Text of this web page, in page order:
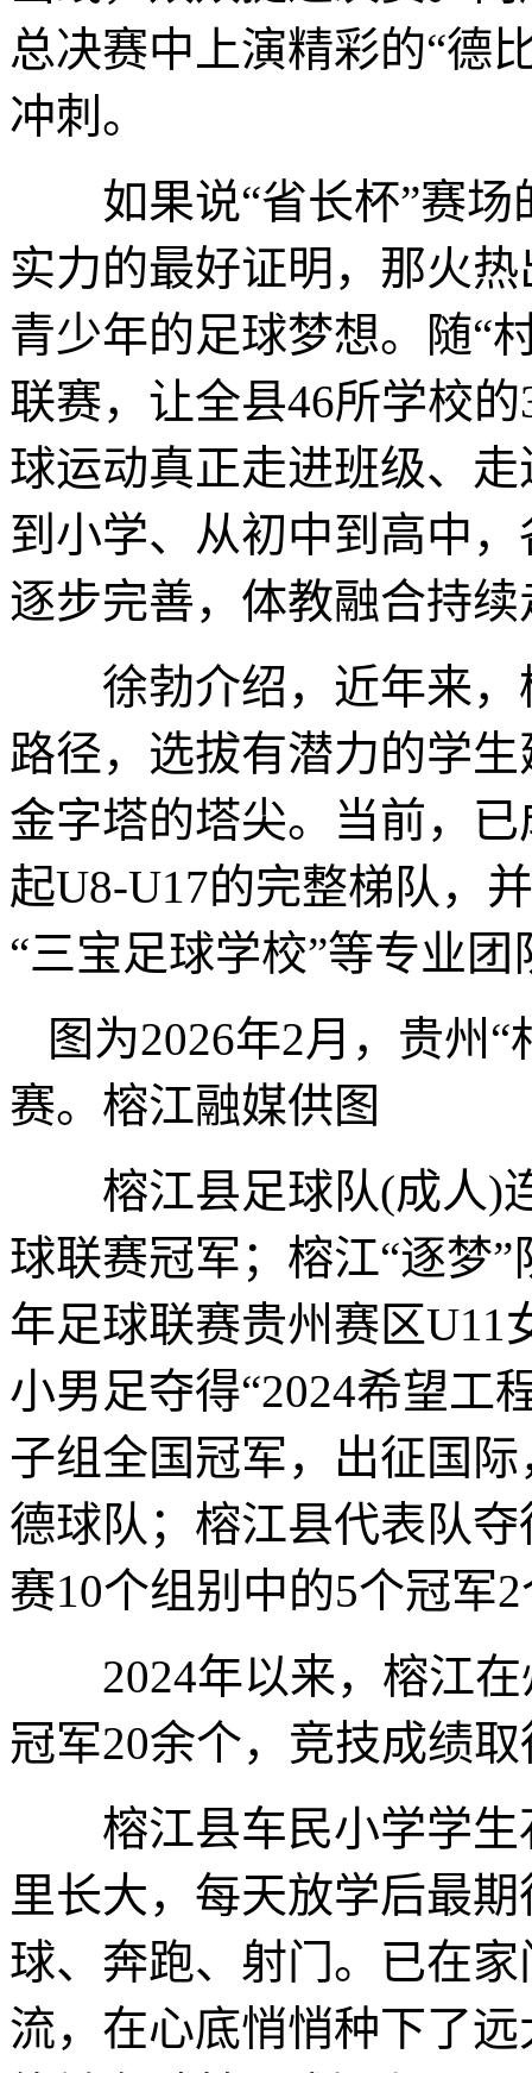
总决赛中上演精彩的“德
冲刺。
如果说“省长杯”赛场
实力的最好证明，那火
青少年的足球梦想。随“
联赛，让全县46所学校
球运动真正走进班级、
到小学、从初中到高中
逐步完善，体教融合持
徐勃介绍，近年来，
路径，选拔有潜力的学
金字塔的塔尖。当前，
起U8-U17的完整梯队，
“三宝足球学校”等专业
图为2026年2月，贵州
赛。榕江融媒供图
榕江县足球队(成人)
球联赛冠军；榕江“逐梦
年足球联赛贵州赛区U11
小男足夺得“2024希望工
子组全国冠军，出征国
德球队；榕江县代表队
赛10个组别中的5个冠
2024年以来，榕江在
冠军20余个，竞技成绩
榕江县车民小学学生
里长大，每天放学后最
球、奔跑、射门。已在
流，在心底悄悄种下了